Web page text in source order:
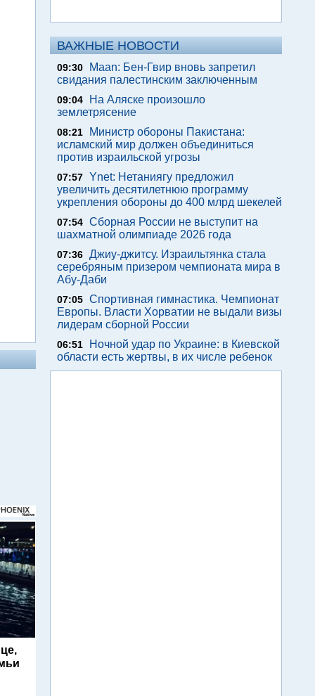
ВАЖНЫЕ НОВОСТИ
09:30
Maan: Бен-Гвир вновь запретил
свидания палестинским заключенным
09:04
На Аляске произошло
землетрясение
08:21
Министр обороны Пакистана:
исламский мир должен объединиться
против израильской угрозы
07:57 Ynet: Нетаниягу предложил
увеличить десятилетнюю программу
укрепления обороны до 400 млрд шекелей
07:54 Сборная России не выступит на
шахматной олимпиаде 2026 года
07:36 Джиу-джитсу. Израильтянка стала
серебряным призером чемпионата мира в
Абу-Даби
07:05 Спортивная гимнастика. Чемпионат
Европы. Власти Хорватии не выдали визы
лидерам сборной России
06:51
Ночной удар по Украине: в Киевской
области есть жертвы, в их числе ребенок